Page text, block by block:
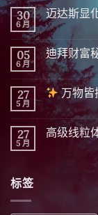
30
6 月
迈达斯显
在
〈迈
达
斯
显
化
|
精
英
隐
千
年
尚
無
留
言
05
6 月
迪拜财富
在
〈迪
拜
财
富
密 5
分
钟
尚
無
留
言
27
5 月
万物皆
在
万
尚
無
留
言
27
5 月
高级线粒
标签